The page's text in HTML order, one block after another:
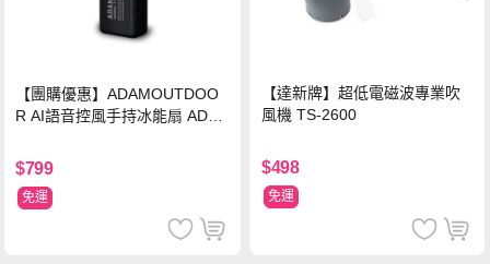
【團購優惠】ADAMOUTDOO
R AI語音控風手持冰能扇 ADFN
$799
免運
【達新牌】超低電磁波專業吹
風機 TS-2600
$498
免運